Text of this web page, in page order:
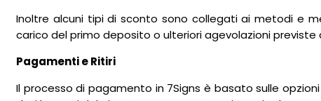
Inoltre alcuni tipi di sconto sono collegati ai metodi e
carico del primo deposito o ulteriori agevolazioni previste
Pagamenti e Ritiri
Il processo di pagamento in 7Signs è basato sulle